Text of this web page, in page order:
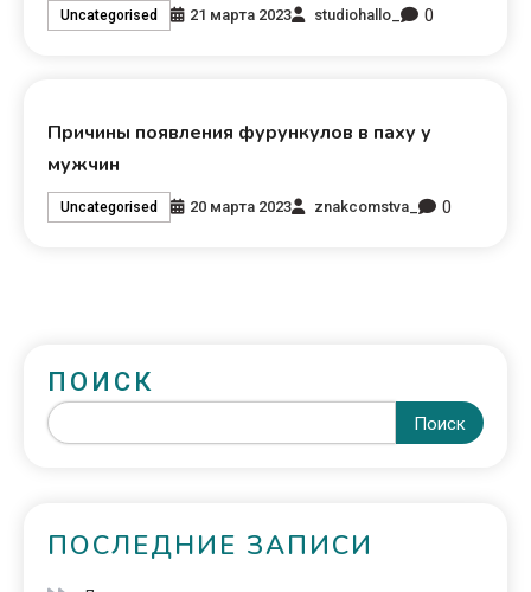
Uncategorised 21 марта 2023 studiohallo_ 0
Причины появления фурункулов в паху у
мужчин
Uncategorised 20 марта 2023 znakcomstva_ 0
ПОИСК
Поиск
ПОСЛЕДНИЕ ЗАПИСИ